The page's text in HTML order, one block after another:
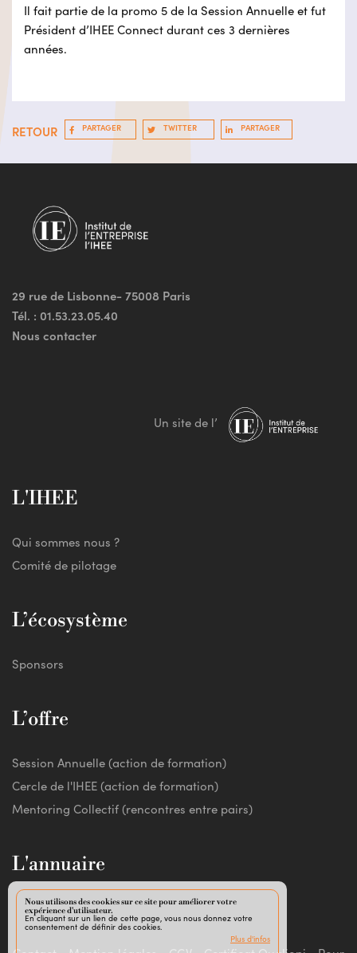
Il fait partie de la promo 5 de la Session Annuelle et fut
Président d’IHEE Connect durant ces 3 dernières
années.
RETOUR PARTAGER TWITTER PARTAGER
29 rue de Lisbonne- 75008 Paris
Tél. : 01.53.23.05.40
Nous contacter
L'IHEE
Qui sommes nous ?
Comité de pilotage
L’écosystème
Sponsors
L’offre
Session Annuelle (action de formation)
Cercle de l'IHEE (action de formation)
Mentoring Collectif (rencontres entre pairs)
L'annuaire
Un site de l’
Nous utilisons des cookies sur ce site pour améliorer votre
expérience d'utilisateur.
En cliquant sur un lien de cette page, vous nous donnez votre
consentement de définir des cookies.
Plus d'infos